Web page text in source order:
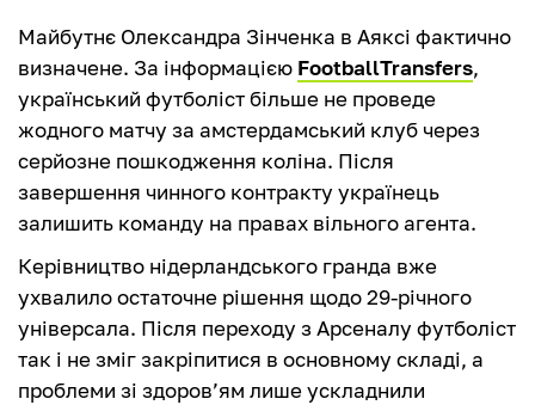
Майбутнє Олександра Зінченка в Аяксі фактично
визначене. За інформацією FootballTransfers,
український футболіст більше не проведе
жодного матчу за амстердамський клуб через
серйозне пошкодження коліна. Після
завершення чинного контракту українець
залишить команду на правах вільного агента.
Керівництво нідерландського гранда вже
ухвалило остаточне рішення щодо 29-річного
універсала. Після переходу з Арсеналу футболіст
так і не зміг закріпитися в основному складі, а
проблеми зі здоров’ям лише ускладнили